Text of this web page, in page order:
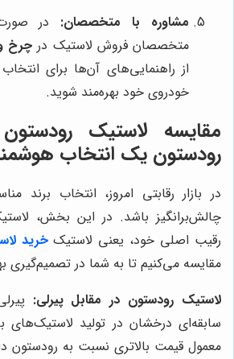
مشاوره با متخصصان: در صورت
متخصصان فروش لاستیک در چرخ
از راهنمایی‌های آن‌ها برای
خودروی خود بهره‌مند شوید.
مقایسه لاستیک
رودستون یک انتخاب
در بازار رقابتی امروز، انتخاب برند
چالش‌برانگیز باشد. در این بخش،
رقیب اصلی خود، یعنی لاستیکخرید
مقایسه می‌کنیم تا به شما در تصمیم‌گیری
لاستیک رودستون در مقابل پیرلی:
سابقه‌ای درخشان در تولید لاستیک‌های
معمول قیمت بالاتری نسبت به رودستون